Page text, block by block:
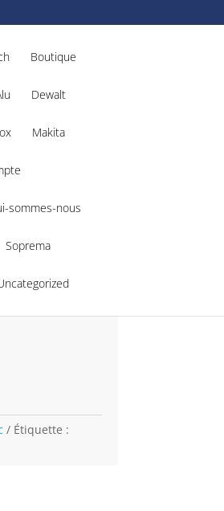
Boutique
Dewalt
Makita
sommes-nous
Soprema
Étiquette :